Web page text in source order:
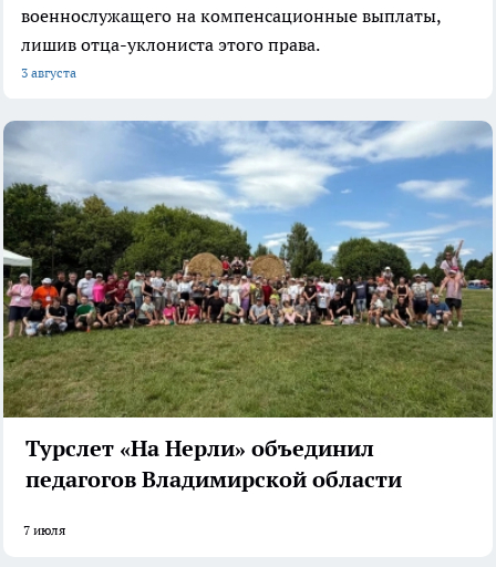
военнослужащего на компенсационные выплаты,
лишив отца-уклониста этого права.
3 августа
Турслет «На Нерли» объединил
педагогов Владимирской области
7 июля